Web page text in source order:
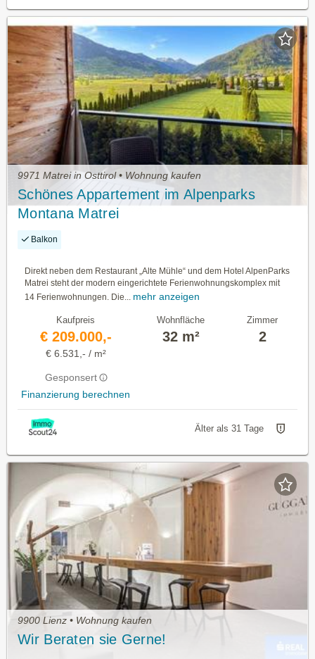
9971 Matrei in Osttirol • Wohnung kaufen
Schönes Appartement im Alpenparks
Montana Matrei
Balkon
Direkt neben dem Restaurant „Alte Mühle“ und dem Hotel AlpenParks
Matrei steht der modern eingerichtete Ferienwohnungskomplex mit
14 Ferienwohnungen. Die...
mehr anzeigen
Kaufpreis
€ 209.000,-
€ 6.531,- / m²
Gesponsert
Finanzierung berechnen
Wohnfläche
32 m²
Zimmer
2
Älter als 31 Tage
9900 Lienz • Wohnung kaufen
Wir Beraten sie Gerne!